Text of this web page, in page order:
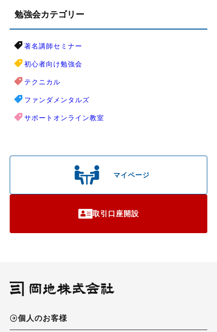
マイページ
取引口座開設
勉強会カテゴリー
著名講師セミナー
初心者向け勉強会
テクニカル
ファンダメンタルズ
サポートオンライン教室
個人のお客様